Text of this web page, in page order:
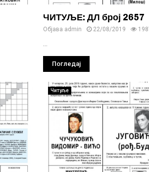
ЧИТУЉЕ: ДЛ број 2657
Објава admin 22/08/2019
Погледај
Читуље